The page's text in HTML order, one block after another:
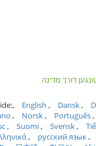
דורך מדינה
English Dansk
Norsk Português
Suomi Svensk
русский язык